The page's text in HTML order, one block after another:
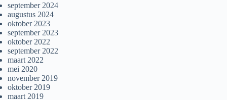
september 2024
augustus 2024
oktober 2023
september 2023
oktober 2022
september 2022
maart 2022
mei 2020
november 2019
oktober 2019
maart 2019